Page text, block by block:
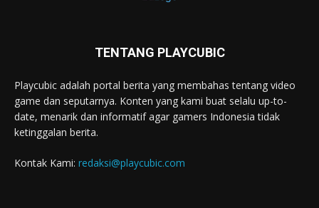
TENTANG PLAYCUBIC
Playcubic adalah portal berita yang membahas tentang video
game dan seputarnya. Konten yang kami buat selalu up-to-
date, menarik dan informatif agar gamers Indonesia tidak
ketinggalan berita.
Kontak Kami: redaksi@playcubic.com